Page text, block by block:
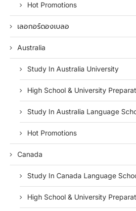
Hot Promotions
เลอกอร์ดองเบลอ
Australia
Study In Australia University
High School & University
Study In Australia Language
Hot Promotions
Canada
Study In Canada Language
High School & University